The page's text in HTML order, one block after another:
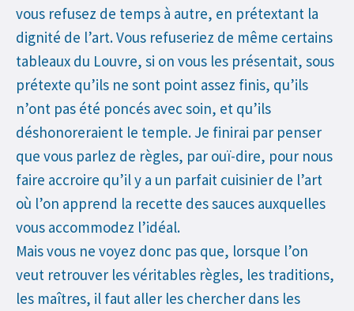
vous refusez de temps à autre, en prétextant la
dignité de l’art. Vous refuseriez de même certains
tableaux du Louvre, si on vous les présentait, sous
prétexte qu’ils ne sont point assez finis, qu’ils
n’ont pas été poncés avec soin, et qu’ils
déshonoreraient le temple. Je finirai par penser
que vous parlez de règles, par ouï-dire, pour nous
faire accroire qu’il y a un parfait cuisinier de l’art
où l’on apprend la recette des sauces auxquelles
vous accommodez l’idéal.
Mais vous ne voyez donc pas que, lorsque l’on
veut retrouver les véritables règles, les traditions,
les maîtres, il faut aller les chercher dans les